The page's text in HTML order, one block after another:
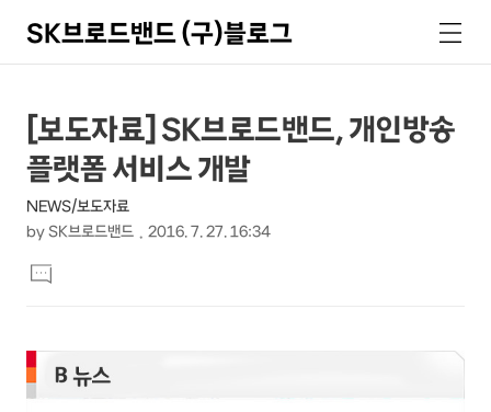
SK브로드밴드 (구)블로그
색
메
뉴
상
세
컨
텐
츠
본
문
제
목
[보도자료] SK브로드밴드, 개인방송
플랫폼 서비스 개발
NEWS/보도자료
by SK브로드밴드 2016. 7. 27. 16:34
문
댓
글